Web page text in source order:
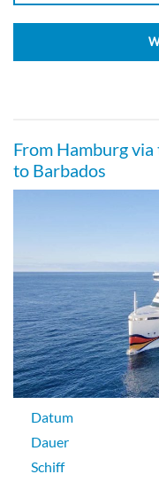
Guarantee Veranda
Balkonkabine
From Hamburg
to Barbados
Datum
Dauer
Schiff